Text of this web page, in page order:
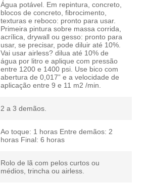
Água potável. Em repintura, concreto,
blocos de concreto, fibrocimento,
texturas e reboco: pronto para usar.
Primeira pintura sobre massa corrida,
acrílica, drywall ou gesso: pronto para
usar, se precisar, pode diluir até 10%.
Vai usar airless? dilua até 10% de
água por litro e aplique com pressão
entre 1200 e 1400 psi. Use bico com
abertura de 0,017” e a velocidade de
aplicação entre 9 e 11 m2 /min.
2 a 3 demãos.
Ao toque: 1 horas Entre demãos: 2
horas Final: 6 horas
Rolo de lã com pelos curtos ou
médios, trincha ou airless.